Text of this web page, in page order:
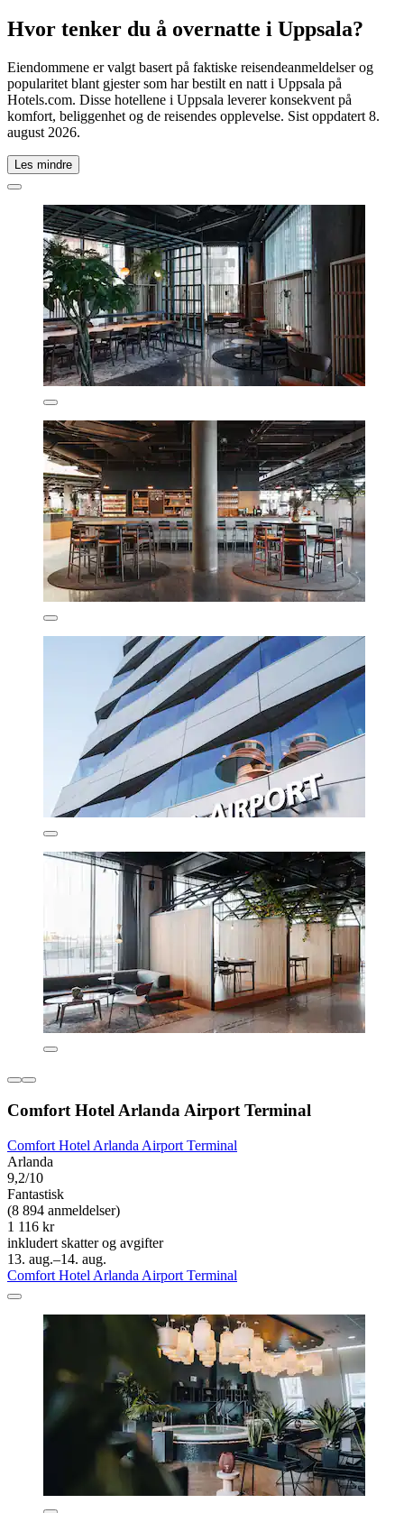
Hvor tenker du å overnatte i Uppsala?
Eiendommene er valgt basert på faktiske reisendeanmeldelser og
popularitet blant gjester som har bestilt en natt i Uppsala på
Hotels.com. Disse hotellene i Uppsala leverer konsekvent på
komfort, beliggenhet og de reisendes opplevelse. Sist oppdatert 8.
august 2026.
Les mindre
Comfort Hotel Arlanda Airport Terminal
Comfort Hotel Arlanda Airport Terminal
Arlanda
9,2/10
Fantastisk
(8 894 anmeldelser)
1 116 kr
inkludert skatter og avgifter
13. aug.–14. aug.
Comfort Hotel Arlanda Airport Terminal